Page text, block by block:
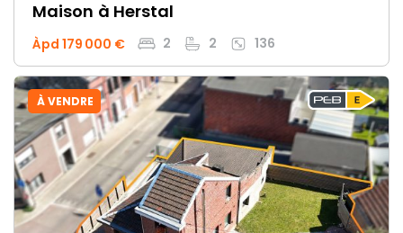
Maison à Herstal
Àpd 179 000 € 2 2 136
À VENDRE